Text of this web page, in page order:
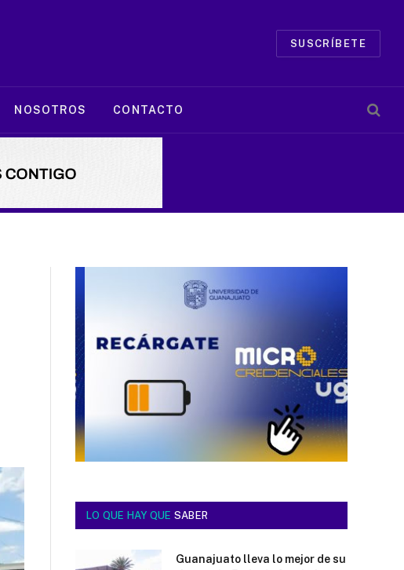
SUSCRÍBETE
NOSOTROS CONTACTO
LO QUE HAY QUE SABER
Guanajuato lleva lo mejor de su